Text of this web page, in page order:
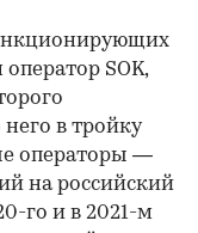
SOK,
в тройку
операторы —
на российский
го и в 2021-м